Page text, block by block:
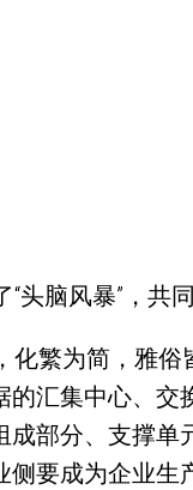
头脑风暴”，共
化繁为简，雅俗
汇集中心、交
部分、支撑单
要成为企业生